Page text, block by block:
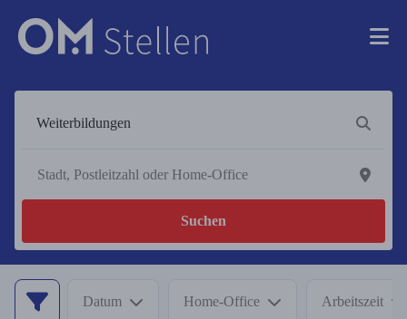
Suchen
Datum Home-Office Arbeitszeit